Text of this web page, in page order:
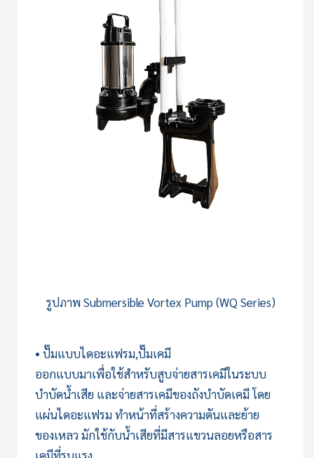
รูปภาพSubmersible Vortex Pump (WQ Series)
• ปั๊มแบบไดอะแฟรม,ปั๊มเคมี
ออกแบบมาเพื่อใช้สำหรับสูบจ่ายสารเคมีในระบบ
บำบัดน้ำเสีย และจ่ายสารเคมีของถังบำบัดเคมี โดย
แผ่นไดอะแฟรม ทำหน้าที่สร้างความดันและย้าย
ของเหลว มักใช้กับน้ำเสียที่มีสารแขวนลอยหรือสาร